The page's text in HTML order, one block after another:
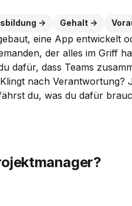
Gehalt
eine App entwickelt
der alles im Griff
dafür, dass Teams
nach
du, was du dafür